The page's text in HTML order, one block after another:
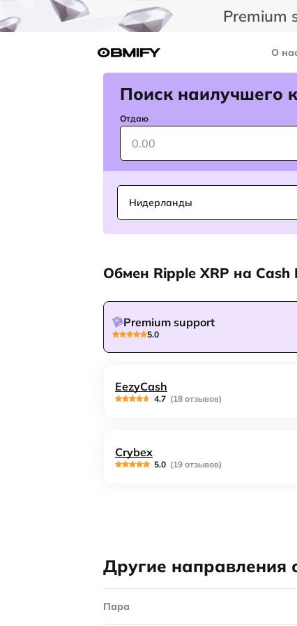
Premium
О
Поиск наилучшего
Отдаю
Нидерланды
Обмен Ripple XRP на Cash
Premium support
5.0
EezyCash
4.7 (18 отзывов)
Crybex
5.0 (19 отзывов)
Другие направления
Пара